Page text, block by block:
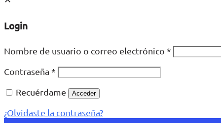
Login
Nombre de usuario o correo electrónico *
Contraseña *
Recuérdame
Acceder
¿Olvidaste la contraseña?